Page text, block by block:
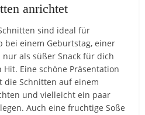
anrichtet
sind ideal für
bei einem Geburtstag, einer
als süßer Snack für dich
Eine schöne Präsentation
die Schnitten auf einem
und vielleicht ein paar
Auch eine fruchtige Soße